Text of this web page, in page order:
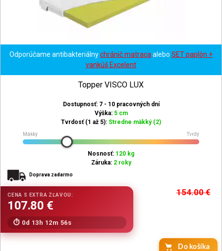
Odporúčame antibakteriálnychránič matraca alebo SET paplón +
vankúš Excelent
Topper VISCO LUX
Dostupnosť: 7 - 10 pracovných dní
Výška: 5 cm
Tvrdosť (1 až 5): Stredne mäkký (2)
Mäkký Tvrdý
Nosnosť: 120 kg
Záruka: 2 roky
Doprava zadarmo
154.00€
0d 13h 12m 54s
Do košíka